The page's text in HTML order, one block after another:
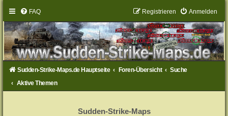
FAQ Anmelden
Registrieren
Sudden-Strike-Maps.de Hauptseite Foren-Übersicht
Suche
Aktive Themen
Sudden-Strike-Maps